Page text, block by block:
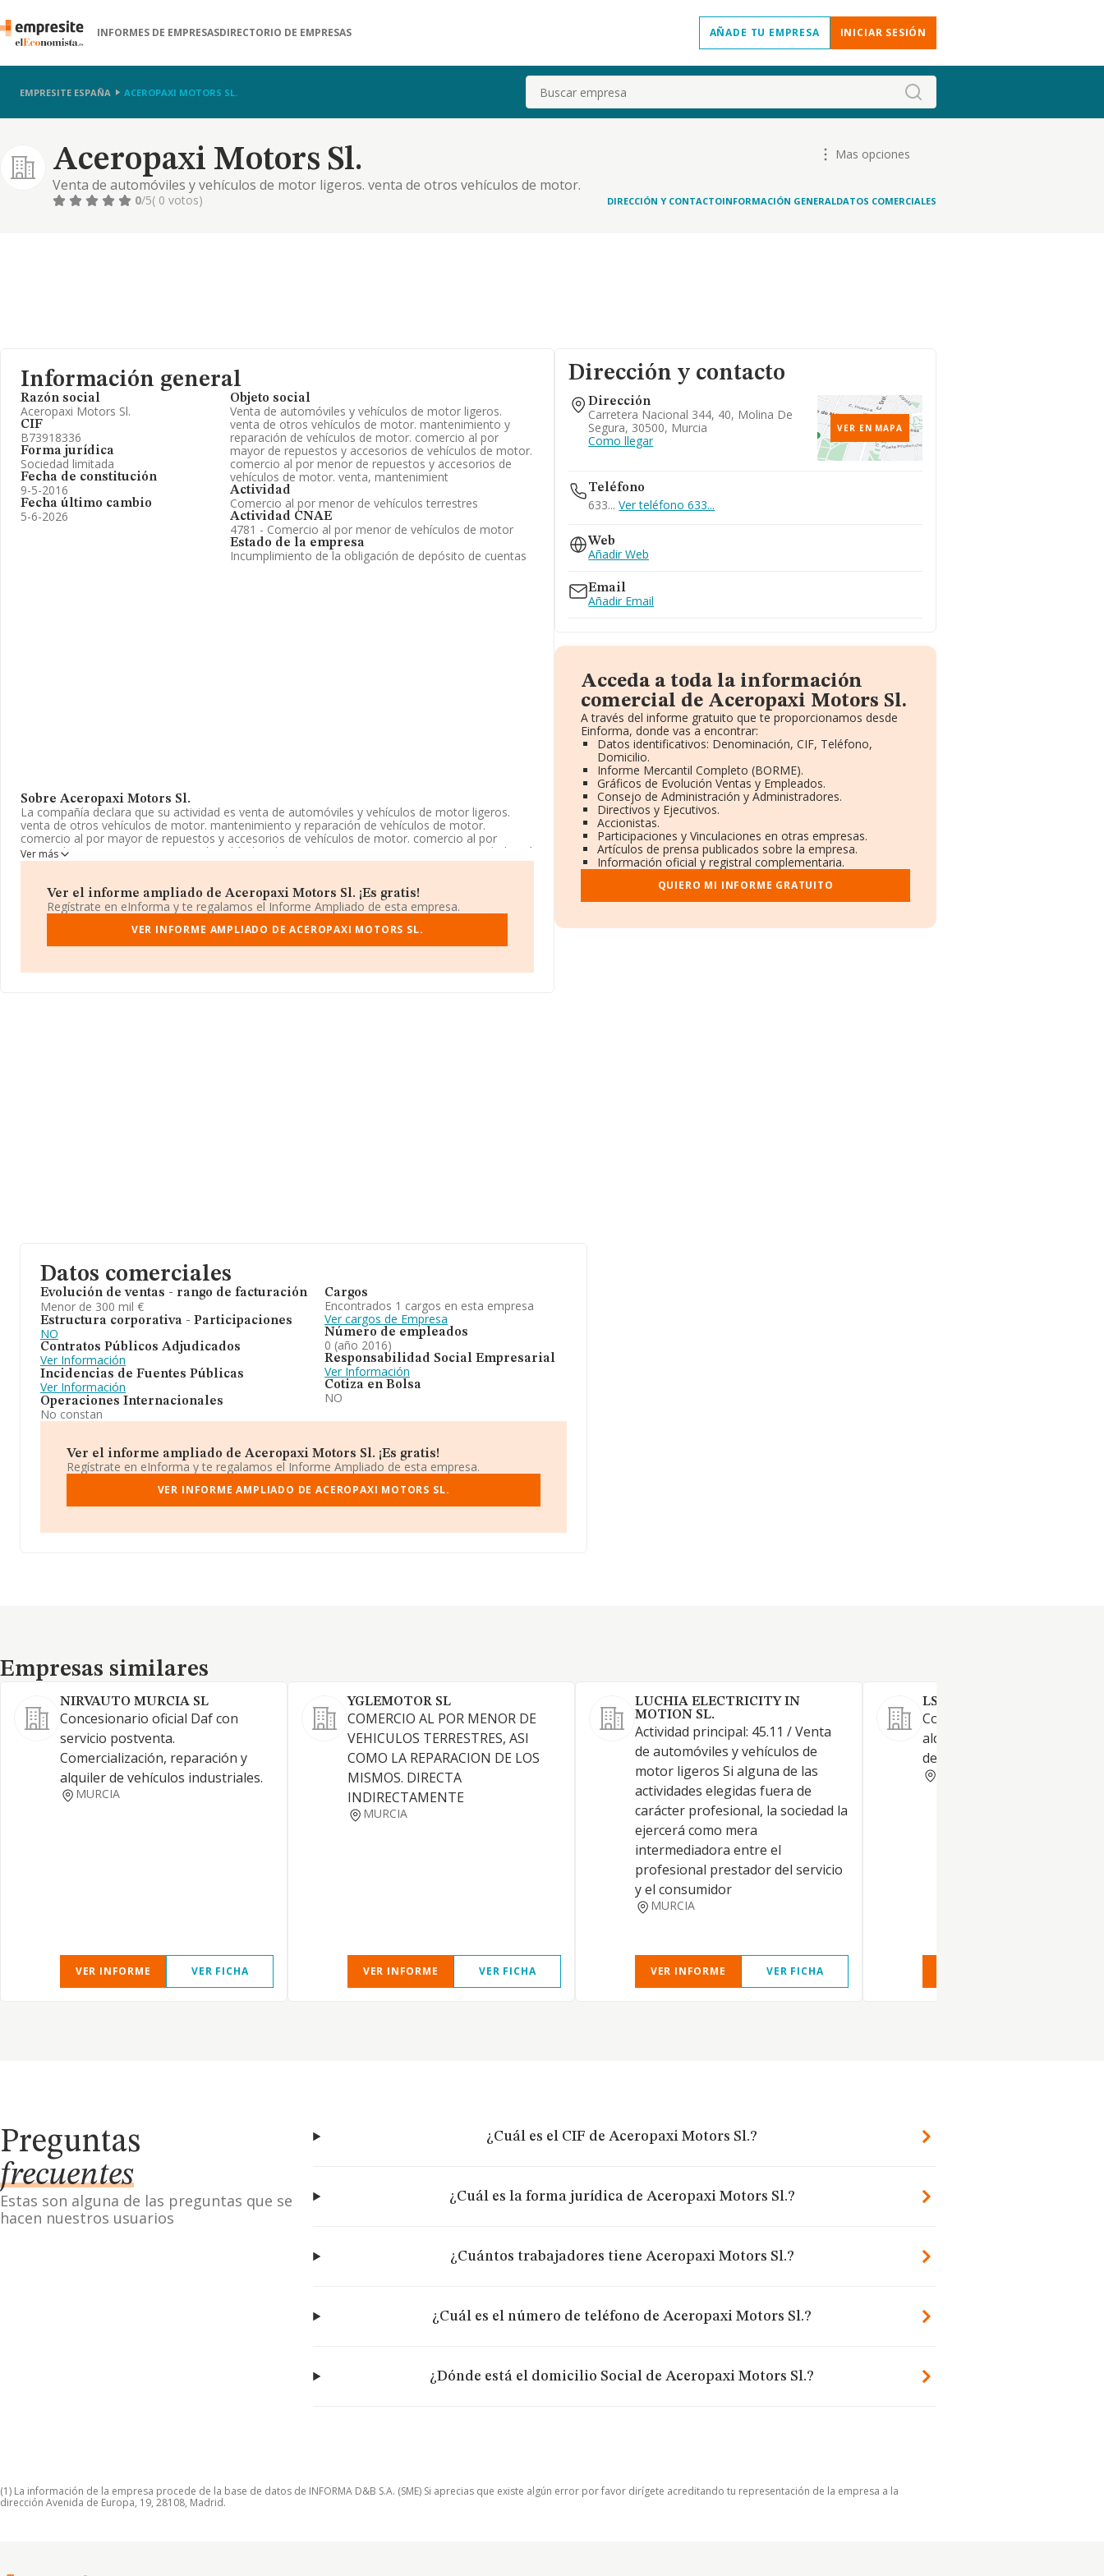
INFORMES DE EMPRESASDIRECTORIO DE EMPRESAS AÑADE TU EMPRESA INICIAR SESIÓN
EMPRESITE ESPAÑA ACEROPAXI MOTORS SL. Buscar
Aceropaxi Motors Sl.
Venta de automóviles y vehículos de motor ligeros. venta de otros vehículos de motor.
mantenimiento y reparación de vehículos de motor. comercio al por mayor de repuestos y accesorios
Mas opciones
0/5( 0 votos) DIRECCIÓN Y CONTACTOINFORMACIÓN GENERALDATOS COMERCIALES
Información general
Razón social
Aceropaxi Motors Sl.
CIF
B73918336
Forma jurídica
Sociedad limitada
Fecha de constitución
9-5-2016
Fecha último cambio
5-6-2026
Objeto social
Venta de automóviles y vehículos de motor ligeros.
venta de otros vehículos de motor. mantenimiento y
reparación de vehículos de motor. comercio al por
mayor de repuestos y accesorios de vehículos de motor.
comercio al por menor de repuestos y accesorios de
vehículos de motor. venta, mantenimient
Actividad
Comercio al por menor de vehículos terrestres
Actividad CNAE
4781 - Comercio al por menor de vehículos de motor
Estado de la empresa
Incumplimiento de la obligación de depósito de cuentas
Sobre Aceropaxi Motors Sl.
La compañía declara que su actividad es venta de automóviles y vehículos de motor ligeros.
venta de otros vehículos de motor. mantenimiento y reparación de vehículos de motor.
comercio al por mayor de repuestos y accesorios de vehículos de motor. comercio al por
menor de repuestos y accesorios de vehículos de motor. venta, mantenimient. La sociedad está
inscrita en el Registro Mercantil como Sociedad Limitada. Su CNAE corresponde a 4781 con
venta y en mercadillos'. La compañía no tiene actividad en mercados exteriores.
La empresaAceropaxi Motors S.L, con CIF B73918336, está situada en Carretera Nacional
344 Uai M 4 núm. 40, (30500), en el municipio de Molina De Segura, Murcia.
facturación en el ámbito nacional alcanza los 81.312 millones de euros y el promedio de la
Ver más
Ver el informe ampliado de Aceropaxi Motors Sl. ¡Es gratis!
Regístrate en eInforma y te regalamos el Informe Ampliado de esta empresa.
VER INFORME AMPLIADO DE ACEROPAXI MOTORS SL.
Dirección y contacto
Dirección
Carretera Nacional 344, 40, Molina De
Segura, 30500, Murcia
Como llegar
VER EN MAPA
Teléfono
633...Ver teléfono 633...
Web
Añadir Web
Email
Añadir Email
Acceda a toda la información
comercial de Aceropaxi Motors Sl.
A través del informe gratuito que te proporcionamos desde
Einforma, donde vas a encontrar:
Datos identificativos: Denominación, CIF, Teléfono,
Domicilio.
Informe Mercantil Completo (BORME).
Gráficos de Evolución Ventas y Empleados.
Consejo de Administración y Administradores.
Directivos y Ejecutivos.
Accionistas.
Participaciones y Vinculaciones en otras empresas.
Artículos de prensa publicados sobre la empresa.
Información oficial y registral complementaria.
QUIERO MI INFORME GRATUITO
Datos comerciales
Evolución de ventas - rango de facturación
Menor de 300 mil €
Estructura corporativa - Participaciones
NO
Contratos Públicos Adjudicados
Ver Información
Incidencias de Fuentes Públicas
Ver Información
Operaciones Internacionales
No constan
Cargos
Encontrados 1 cargos en esta empresa
Ver cargos de Empresa
Número de empleados
0 (año 2016)
Responsabilidad Social Empresarial
Ver Información
Cotiza en Bolsa
NO
Ver el informe ampliado de Aceropaxi Motors Sl. ¡Es gratis!
Regístrate en eInforma y te regalamos el Informe Ampliado de esta empresa.
VER INFORME AMPLIADO DE ACEROPAXI MOTORS SL.
Empresas similares
Empresas similares
NIRVAUTO MURCIA SL
Concesionario oficial Daf con
servicio postventa.
Comercialización, reparación y
alquiler de vehículos industriales.
MURCIA
VER INFORME VER FICHA
YGLEMOTOR SL
COMERCIO AL POR MENOR DE
VEHICULOS TERRESTRES, ASI
COMO LA REPARACION DE LOS
MISMOS. DIRECTA
INDIRECTAMENTE
MURCIA
VER INFORME VER FICHA
LUCHIA ELECTRICITY IN
MOTION SL.
Actividad principal: 45.11 / Venta
de automóviles y vehículos de
motor ligeros Si alguna de las
actividades elegidas fuera de
carácter profesional, la sociedad la
ejercerá como mera
intermediadora entre el
profesional prestador del servicio
y el consumidor
MURCIA
VER INFORME VER FICHA
LSG IMPORT AUTOMOBILE
Compra-venta, importación y
alquiler sin conductor de
de vehículos
Preguntas
frecuentes
Estas son alguna de las preguntas que se
hacen nuestros usuarios
¿Cuál es el CIF de Aceropaxi Motors Sl.?
¿Cuál es la forma jurídica de Aceropaxi Motors Sl.?
¿Cuántos trabajadores tiene Aceropaxi Motors Sl.?
¿Cuál es el número de teléfono de Aceropaxi Motors Sl.?
¿Dónde está el domicilio Social de Aceropaxi Motors Sl.?
(1) La información de la empresa procede de la base de datos de INFORMA D&B S.A. (SME) Si aprecias que existe algún error por favor dirígete acreditando tu representación de la empresa a la
dirección Avenida de Europa, 19, 28108, Madrid.